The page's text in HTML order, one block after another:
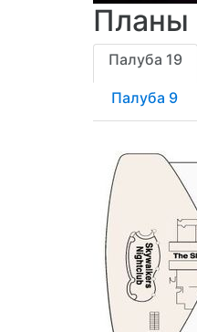
Планы
Палуба 19
Палуба 9